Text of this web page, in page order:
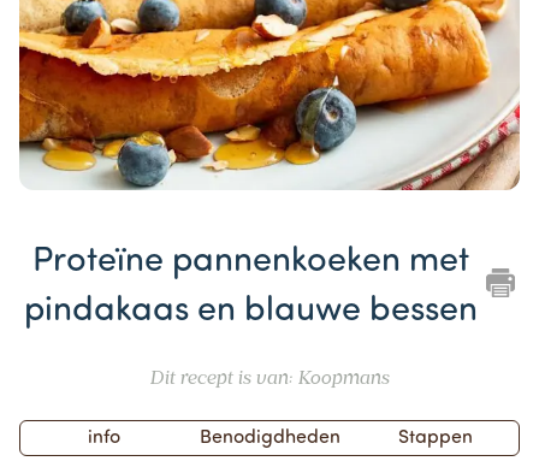
Proteïne pannenkoeken met
pindakaas en blauwe bessen
Dit recept is van: Koopmans
info Benodigdheden Stappen